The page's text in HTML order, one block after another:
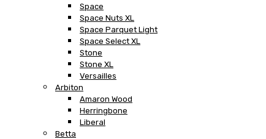
Space
Space Nuts XL
Space Parquet Light
Space Select XL
Stone
Stone XL
Versailles
Arbiton
Amaron Wood
Herringbone
Liberal
Betta